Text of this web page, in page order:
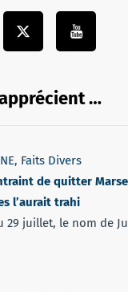
…
, Faits Divers
de quitter
l’aurait trahi
29 juillet, le nom de